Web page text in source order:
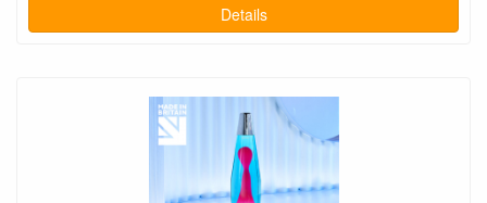
Details